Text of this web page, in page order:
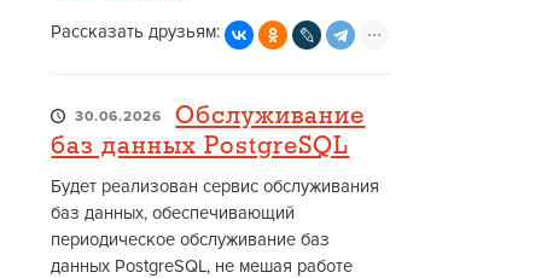
Рассказать друзьям:
30.06.2026
Обслуживание
баз данных PostgreSQL
Будет реализован сервис обслуживания
баз данных, обеспечивающий
периодическое обслуживание баз
данных PostgreSQL, не мешая работе